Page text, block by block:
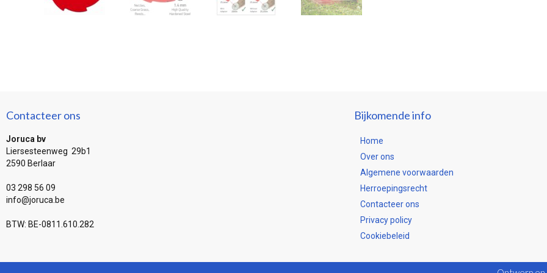
Contacteer ons
Joruca bv
Liersesteenweg 29b1
2590 Berlaar
03 298 56 09
info@joruca.be
BTW: BE-0811.610.282
Bijkomende info
Home
Over ons
Algemene voorwaarden
Herroepingsrecht
Contacteer ons
Privacy policy
Cookiebeleid